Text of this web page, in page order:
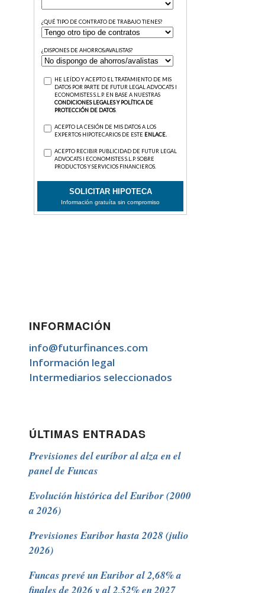
INFORMACIÓN
info@futurfinances.com
Información legal
Intermediarios seleccionados
ÚLTIMAS ENTRADAS
Previsiones del euríbor al alza en el
panel de Funcas
Evolución histórica del Euribor (2000
a 2026)
Previsiones Euribor hasta 2028 (julio
2026)
Funcas prevé un Euribor al 2,68% a